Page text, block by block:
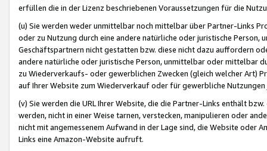
erfüllen die in der Lizenz beschriebenen Voraussetzungen für die
(u) Sie werden weder unmittelbar noch mittelbar über Partner-Links
oder zu Nutzung durch eine andere natürliche oder juristische
Geschäftspartnern nicht gestatten bzw. diese nicht dazu auffordern
andere natürliche oder juristische Person, unmittelbar oder mittelbar
zu Wiederverkaufs- oder gewerblichen Zwecken (gleich welcher Art)
auf Ihrer Website zum Wiederverkauf oder für gewerbliche
(v) Sie werden die URL Ihrer Website, die die Partner-Links enthält
werden, nicht in einer Weise tarnen, verstecken, manipulieren oder
nicht mit angemessenem Aufwand in der Lage sind, die Website oder
Links eine Amazon-Website aufruft.